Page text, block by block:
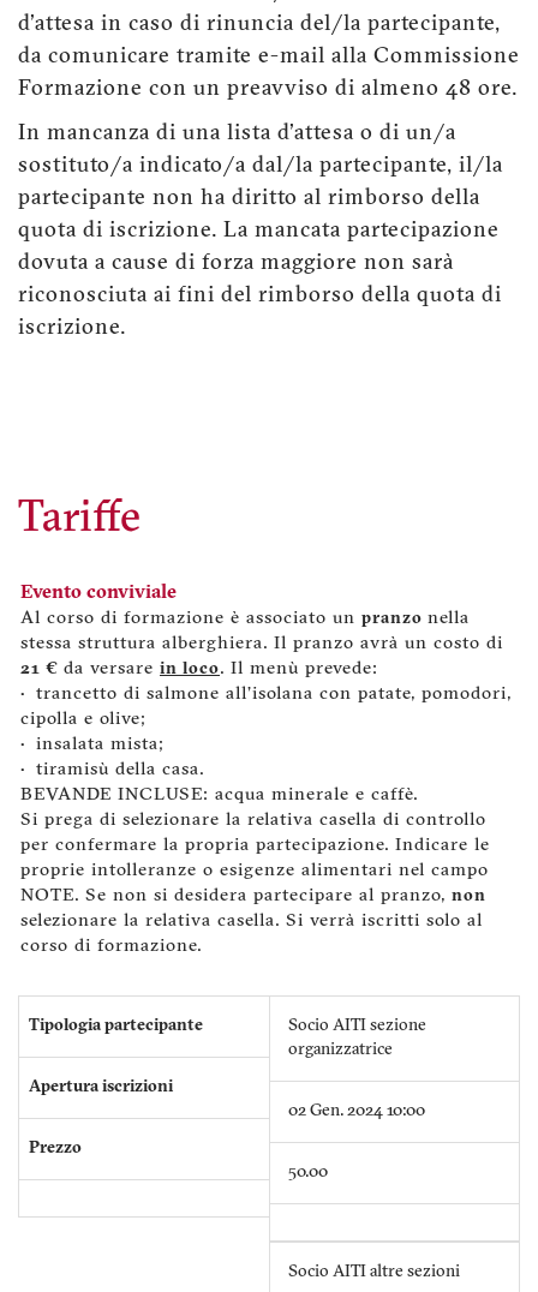
d'attesa in caso di rinuncia del/la partecipante,
da comunicare tramite e-mail alla Commissione
Formazione con un preavviso di almeno 48 ore.
In mancanza di una lista d'attesa o di un/a
sostituto/a indicato/a dal/la partecipante, il/la
partecipante non ha diritto al rimborso della
quota di iscrizione. La mancata partecipazione
dovuta a cause di forza maggiore non sarà
riconosciuta ai fini del rimborso della quota di
iscrizione.
Tariffe
Evento conviviale
Al corso di formazione è associato un pranzo nella
stessa struttura alberghiera. Il pranzo avrà un costo di
21 € da versare in loco. Il menù prevede:
• trancetto di salmone all’isolana con patate, pomodori,
cipolla e olive;
• insalata mista;
• tiramisù della casa.
BEVANDE INCLUSE: acqua minerale e caffè.
Si prega di selezionare la relativa casella di controllo
per confermare la propria partecipazione. Indicare le
proprie intolleranze o esigenze alimentari nel campo
NOTE. Se non si desidera partecipare al pranzo, non
selezionare la relativa casella. Si verrà iscritti solo al
corso di formazione.
Tipologia partecipante
Apertura iscrizioni
Prezzo
Socio AITI sezione
organizzatrice
02 Gen. 2024 10:00
50.00
Socio AITI altre sezioni